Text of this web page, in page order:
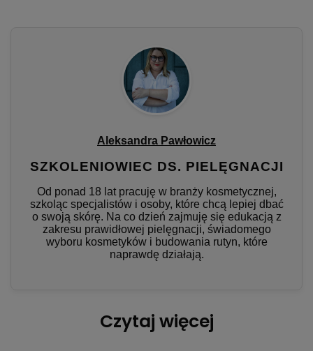
Aleksandra Pawłowicz
SZKOLENIOWIEC DS. PIELĘGNACJI
Od ponad 18 lat pracuję w branży kosmetycznej,
szkoląc specjalistów i osoby, które chcą lepiej dbać
o swoją skórę. Na co dzień zajmuję się edukacją z
zakresu prawidłowej pielęgnacji, świadomego
wyboru kosmetyków i budowania rutyn, które
naprawdę działają.
Czytaj więcej